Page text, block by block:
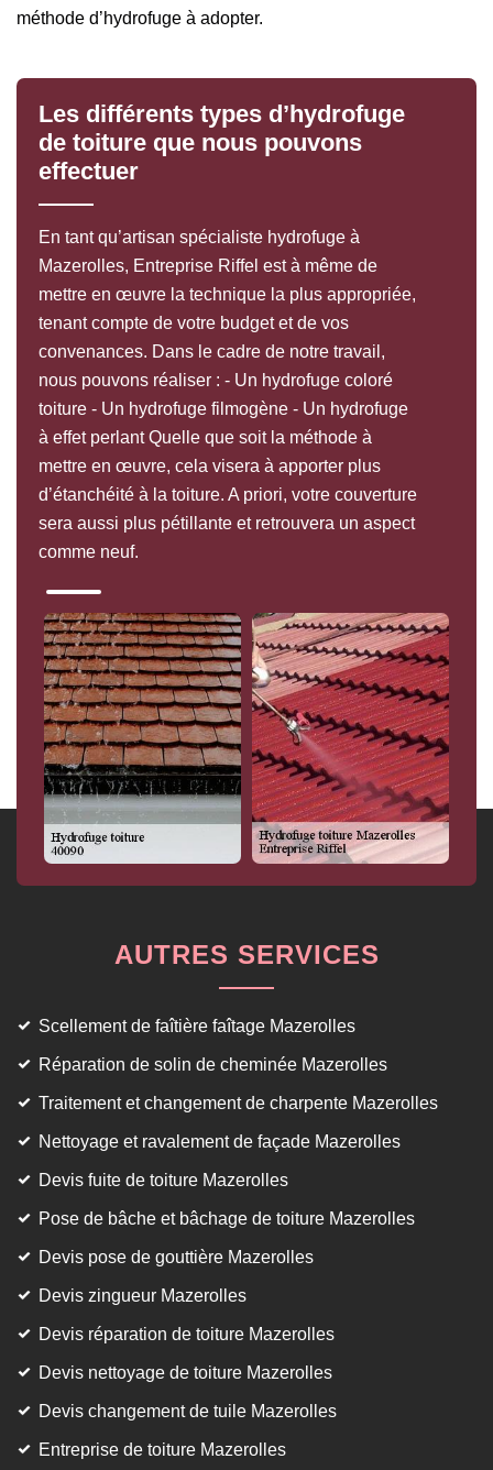
méthode d’hydrofuge à adopter.
Les différents types d’hydrofuge
de toiture que nous pouvons
effectuer
En tant qu’artisan spécialiste hydrofuge à
Mazerolles, Entreprise Riffel est à même de
mettre en œuvre la technique la plus appropriée,
tenant compte de votre budget et de vos
convenances. Dans le cadre de notre travail,
nous pouvons réaliser : - Un hydrofuge coloré
toiture - Un hydrofuge filmogène - Un hydrofuge
à effet perlant Quelle que soit la méthode à
mettre en œuvre, cela visera à apporter plus
d’étanchéité à la toiture. A priori, votre couverture
sera aussi plus pétillante et retrouvera un aspect
comme neuf.
AUTRES SERVICES
Scellement de faîtière faîtage Mazerolles
Réparation de solin de cheminée Mazerolles
Traitement et changement de charpente Mazerolles
Nettoyage et ravalement de façade Mazerolles
Devis fuite de toiture Mazerolles
Pose de bâche et bâchage de toiture Mazerolles
Devis pose de gouttière Mazerolles
Devis zingueur Mazerolles
Devis réparation de toiture Mazerolles
Devis nettoyage de toiture Mazerolles
Devis changement de tuile Mazerolles
Entreprise de toiture Mazerolles